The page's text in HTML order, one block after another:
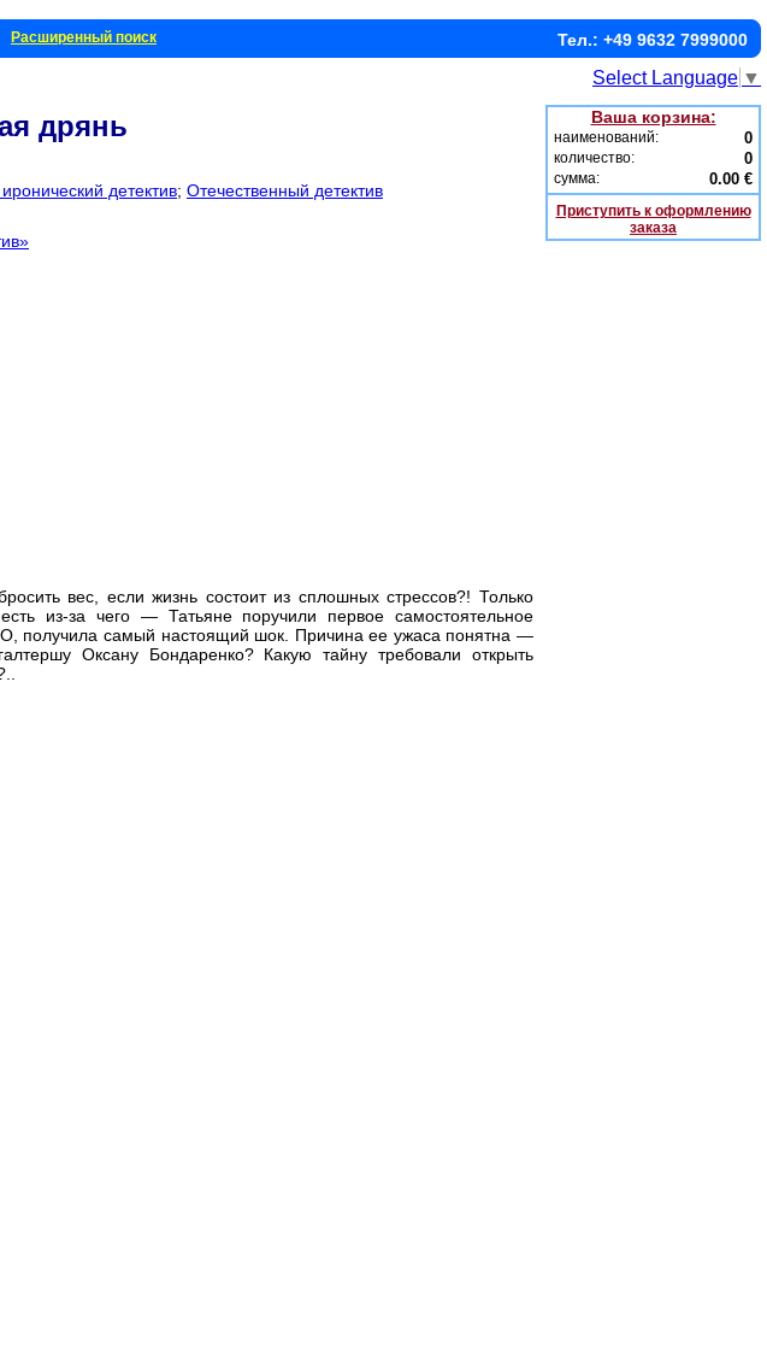
Расширенный поиск Тел.: +49 9632 7999000
Select Language ▼
дрянь
детектив; Отечественный детектив
вес, если жизнь состоит из сплошных стрессов?! Только
из-за чего — Татьяне поручили первое самостоятельное
получила самый настоящий шок. Причина ее ужаса понятна —
Оксану Бондаренко? Какую тайну требовали открыть
Ваша корзина:
наименований: 0
количество: 0
сумма: 0.00 €
Приступить к оформлению
заказа